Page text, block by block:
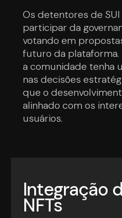
Os detentores de
participar da
votando em
futuro da
a comunidade tenha
nas decisões
que o
alinhado com os
usuários.
Integração
NFTs